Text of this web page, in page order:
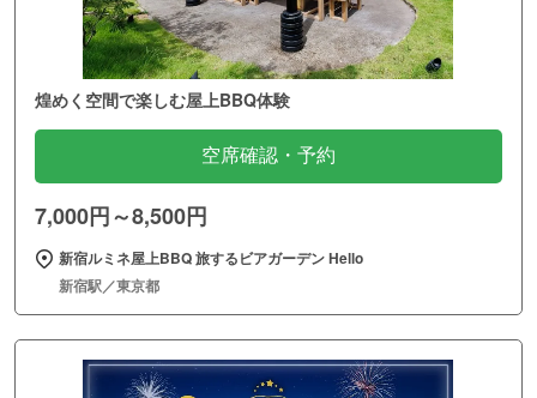
煌めく空間で楽しむ屋上BBQ体験
空席確認・予約
7,000円～8,500円
新宿ルミネ屋上BBQ 旅するビアガーデン Hello
新宿駅／東京都